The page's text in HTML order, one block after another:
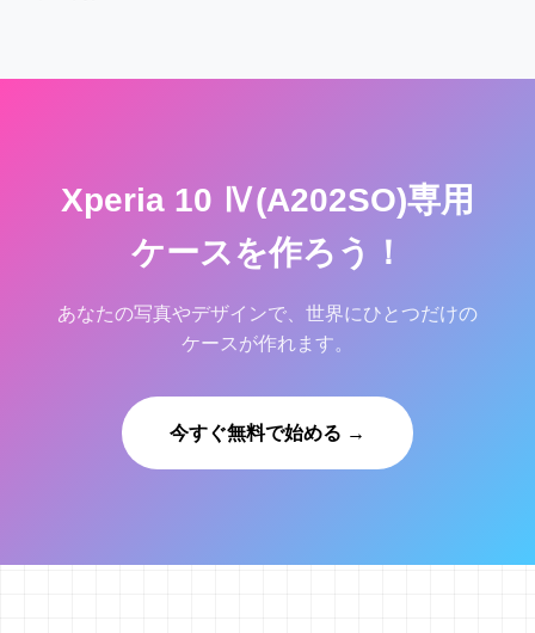
Xperia 10 Ⅳ(A202SO)専用
ケースを作ろう！
あなたの写真やデザインで、世界にひとつだけの
ケースが作れます。
今すぐ無料で始める →